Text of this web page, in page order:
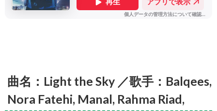
曲名：Light the Sky ／歌手：Balqees,
Nora Fatehi, Manal, Rahma Riad,